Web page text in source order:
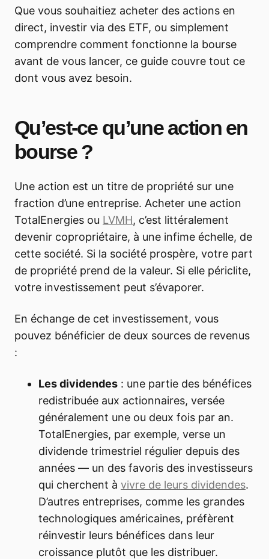
Que vous souhaitiez acheter des actions en
direct, investir via des ETF, ou simplement
comprendre comment fonctionne la bourse
avant de vous lancer, ce guide couvre tout ce
dont vous avez besoin.
Qu’est-ce qu’une action en
bourse ?
Une action est un titre de propriété sur une
fraction d’une entreprise. Acheter une action
TotalEnergies ou LVMH, c’est littéralement
devenir copropriétaire, à une infime échelle, de
cette société. Si la société prospère, votre part
de propriété prend de la valeur. Si elle périclite,
votre investissement peut s’évaporer.
En échange de cet investissement, vous
pouvez bénéficier de deux sources de revenus
:
Les dividendes : une partie des bénéfices
redistribuée aux actionnaires, versée
généralement une ou deux fois par an.
TotalEnergies, par exemple, verse un
dividende trimestriel régulier depuis des
années — un des favoris des investisseurs
qui cherchent à vivre de leurs dividendes.
D’autres entreprises, comme les grandes
technologiques américaines, préfèrent
réinvestir leurs bénéfices dans leur
croissance plutôt que les distribuer.